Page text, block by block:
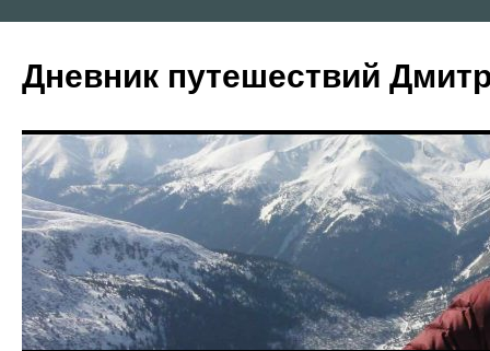
содержимому
Дневник путешествий